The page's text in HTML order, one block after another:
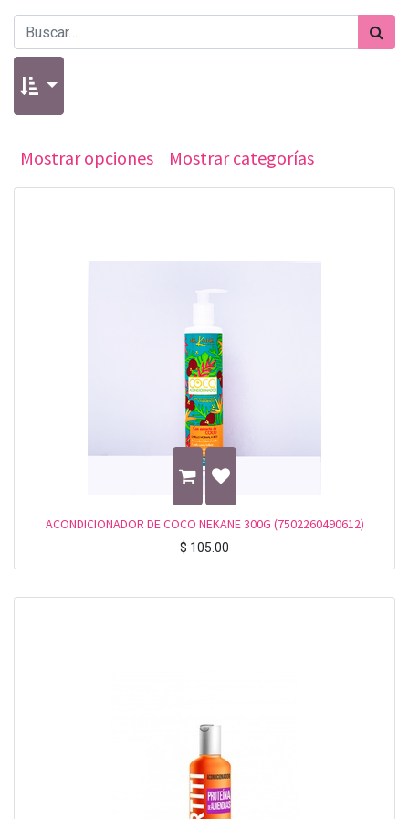
Mostrar opciones Mostrar categorías
ACONDICIONADOR DE COCO NEKANE 300G (7502260490612)
$ 105.00